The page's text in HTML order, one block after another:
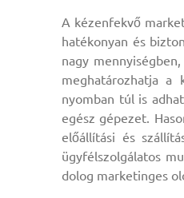
A kézenfekvő
hatékonyan és
nagy
meghatározhatja a
nyomban túl is
egész gépezet.
előállítási és
ügyfélszolgálatos
dolog marketinges